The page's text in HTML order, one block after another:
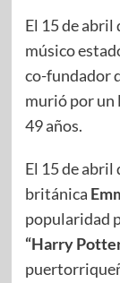
El 15 de abril
músico
co-fundador
murió por un
49 años.
El 15 de abril
británica
popularidad
“Harry